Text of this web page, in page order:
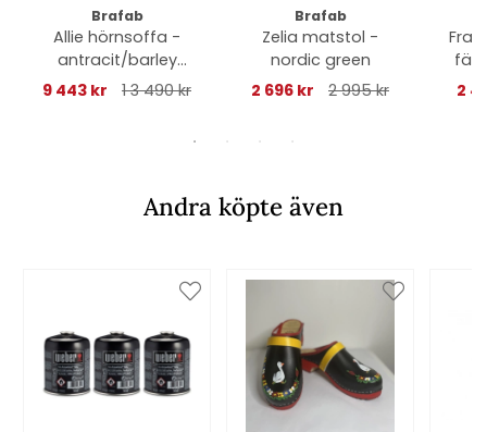
Brafab
Allie hörnsoffa -
antracit/barley
dyna - DEAL
9 443 kr 1 3 490 kr
Brafab
Zelia matstol -
nordic green
2 696 kr
2 995 kr
2
Andra köpte även